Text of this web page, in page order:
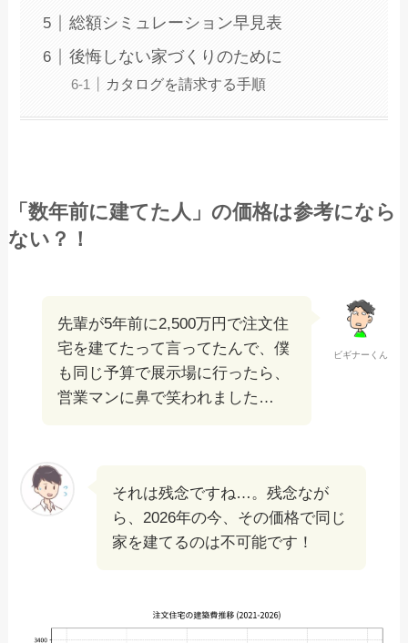
総額シミュレーション早見表
後悔しない家づくりのために
カタログを請求する手順
「数年前に建てた人」の価格は参考になら
ない？！
ビギナーくん
先輩が5年前に2,500万円で注文住
宅を建てたって言ってたんで、僕
も同じ予算で展示場に行ったら、
営業マンに鼻で笑われました…
それは残念ですね…。残念なが
ら、2026年の今、その価格で同じ
家を建てるのは不可能です！